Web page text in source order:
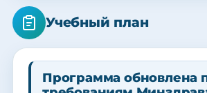
Учебный план
Программа обновлена